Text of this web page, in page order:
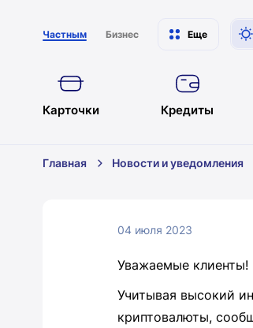
Частным Бизнес Еще
Карточки Кредиты
Главная Новости и уведомления
04 июля 2023
Уважаемые
Учитывая высокий
криптовалюты,